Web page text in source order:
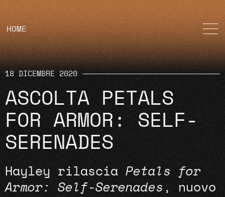
HOME
18 DICEMBRE 2020
ASCOLTA PETALS
FOR ARMOR: SELF-
SERENADES
Hayley rilascia Petals for
Armor: Self-Serenades , nuovo